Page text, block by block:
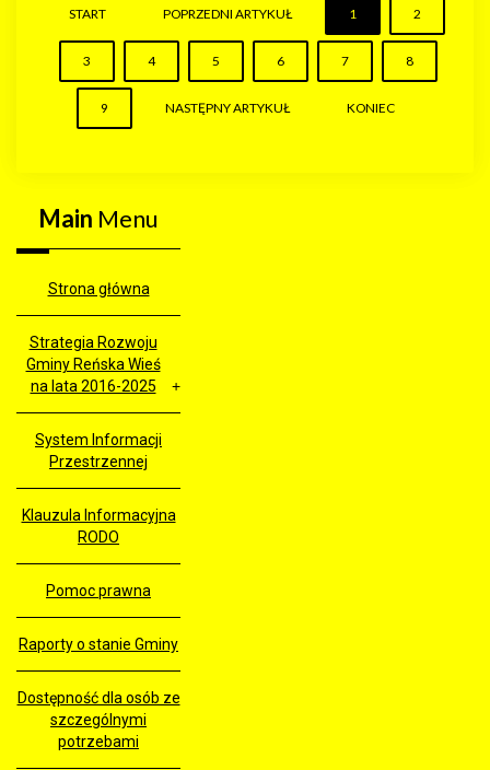
START POPRZEDNI ARTYKUŁ 1 2
3 4 5 6 7 8
9 NASTĘPNY ARTYKUŁ KONIEC
Main Menu
Strona główna
Strategia Rozwoju
Gminy Reńska Wieś
na lata 2016-2025
System Informacji
Przestrzennej
Klauzula Informacyjna
RODO
Pomoc prawna
Raporty o stanie Gminy
Dostępność dla osób ze
szczególnymi
potrzebami